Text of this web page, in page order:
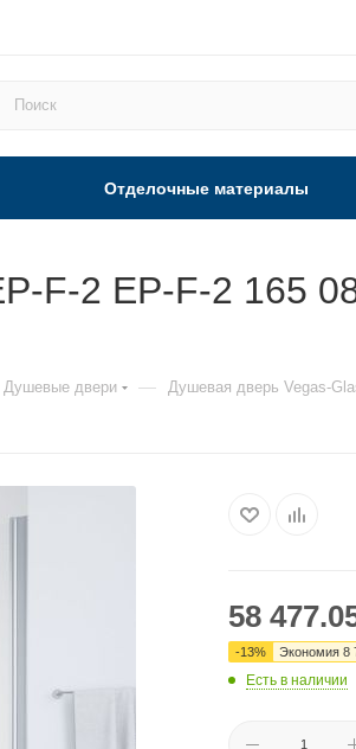
Отделочные материалы
F-2 EP-F-2 165
Душевые двери — Душевая дверь Vegas-
58
-13% Экономия 8
Есть в наличии